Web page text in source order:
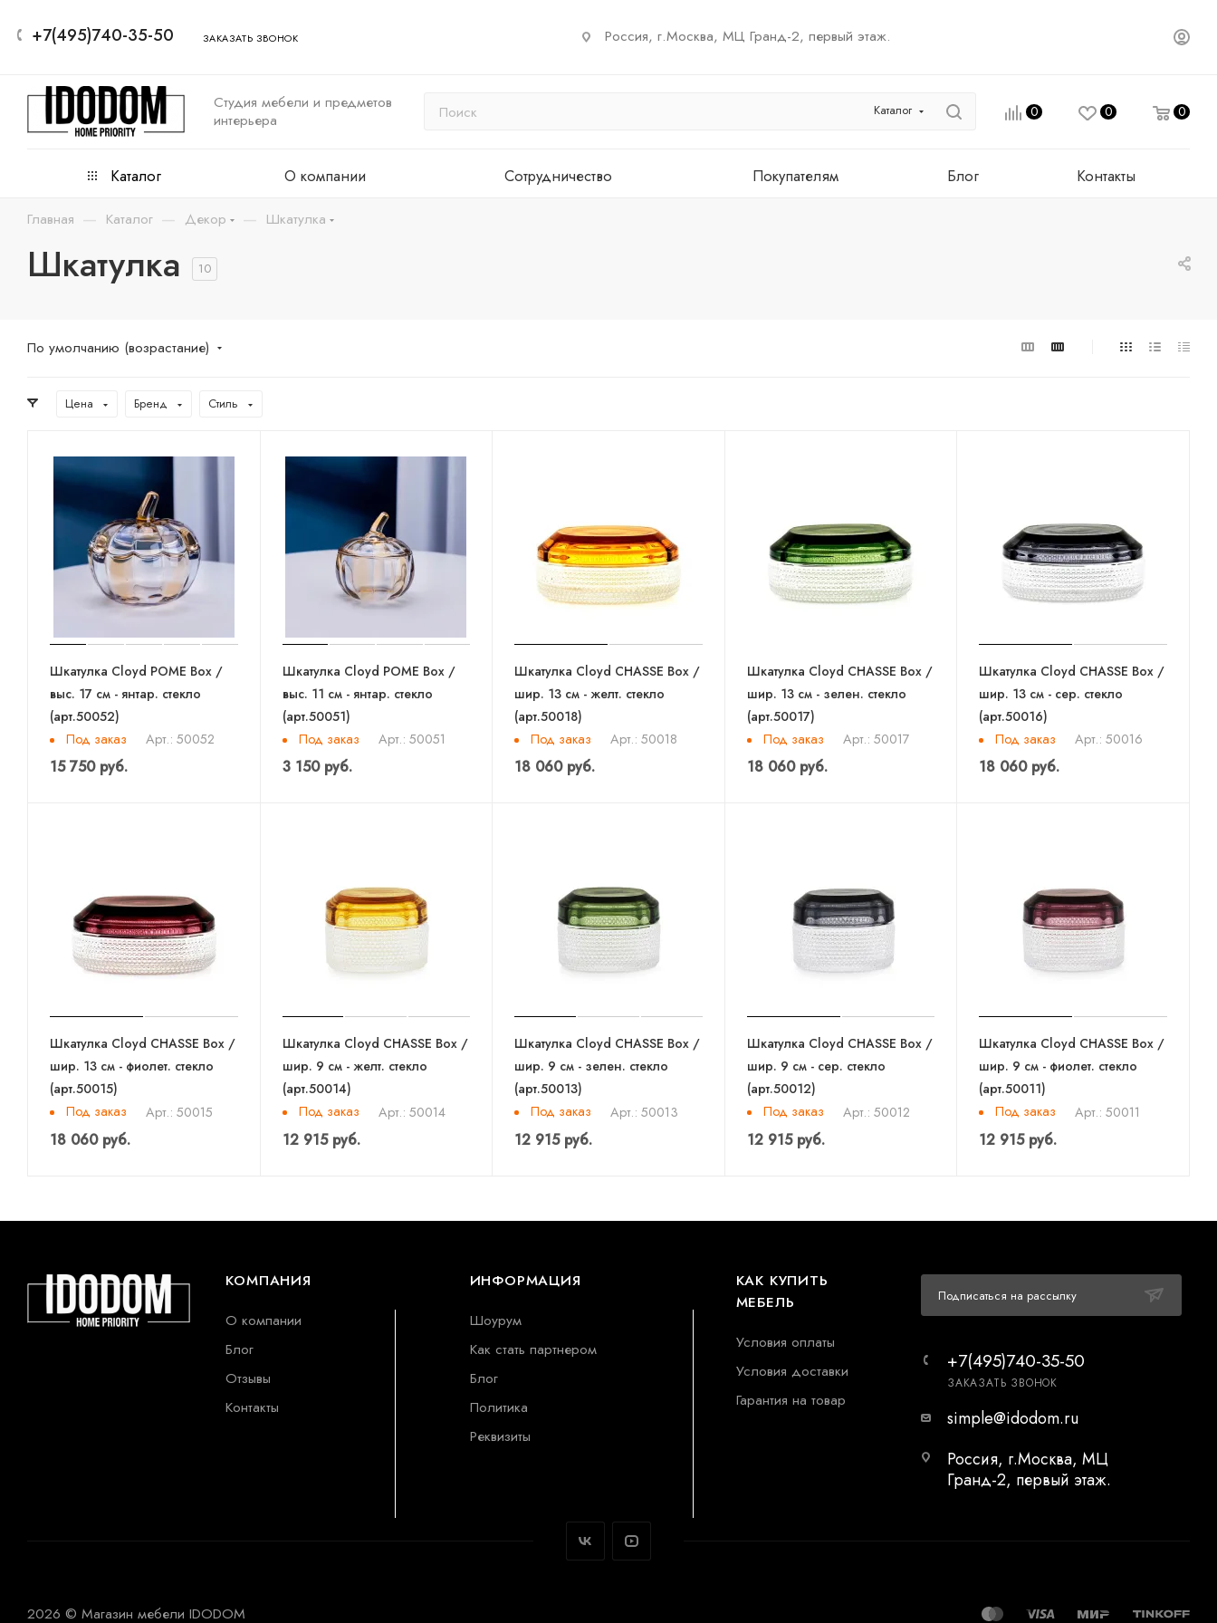
+7(495)740-35-50 ЗАКАЗАТЬ ЗВОНОК Россия, г.Москва, МЦ Гранд-2, первый этаж.
Студия мебели и предметов
интерьера
Каталог 0 0 0
Каталог О компании Сотрудничество Покупателям Блог Контакты
Главная — Каталог — Декор — Шкатулка
Шкатулка 10
По умолчанию (возрастание)
Цена Бренд Стиль
Шкатулка Cloyd POME Box /
выс. 17 см - янтар. стекло
(арт.50052)
Под заказ
Арт.: 50052
15 750 руб.
Шкатулка Cloyd POME Box /
выс. 11 см - янтар. стекло
(арт.50051)
Под заказ
Арт.: 50051
3 150 руб.
Шкатулка Cloyd CHASSE Box /
шир. 13 см - желт. стекло
(арт.50018)
Под заказ
Арт.: 50018
18 060 руб.
Шкатулка Cloyd CHASSE Box /
шир. 13 см - зелен. стекло
(арт.50017)
Под заказ
Арт.: 50017
18 060 руб.
Шкатулка Cloyd CHASSE Box /
шир. 13 см - сер. стекло
(арт.50016)
Под заказ
Арт.: 50016
18 060 руб.
Шкатулка Cloyd CHASSE Box /
шир. 13 см - фиолет. стекло
(арт.50015)
Под заказ
Арт.: 50015
18 060 руб.
Шкатулка Cloyd CHASSE Box /
шир. 9 см - желт. стекло
(арт.50014)
Под заказ
Арт.: 50014
12 915 руб.
Шкатулка Cloyd CHASSE Box /
шир. 9 см - зелен. стекло
(арт.50013)
Под заказ
Арт.: 50013
12 915 руб.
Шкатулка Cloyd CHASSE Box /
шир. 9 см - сер. стекло
(арт.50012)
Под заказ
Арт.: 50012
12 915 руб.
Шкатулка Cloyd CHASSE Box /
шир. 9 см - фиолет. стекло
(арт.50011)
Под заказ
Арт.: 50011
12 915 руб.
КОМПАНИЯ
О компании
Блог
Отзывы
Контакты
ИНФОРМАЦИЯ
Шоурум
Как стать партнером
Блог
Политика
Реквизиты
КАК КУПИТЬ
МЕБЕЛЬ
Условия оплаты
Условия доставки
Гарантия на товар
Подписаться на рассылку
+7(495)740-35-50
ЗАКАЗАТЬ ЗВОНОК
simple@idodom.ru
Россия, г.Москва, МЦ
Гранд-2, первый этаж.
2026 © Магазин мебели IDODOM